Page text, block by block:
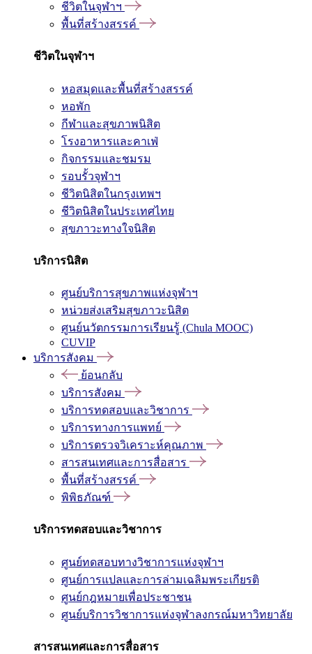
ชีวิตในจุฬาฯ
พื้นที่สร้างสรรค์
ชีวิตในจุฬาฯ
หอสมุดและพื้นที่สร้างสรรค์
หอพัก
กีฬาและสุขภาพนิสิต
โรงอาหารและคาเฟ่
กิจกรรมและชมรม
รอบรั้วจุฬาฯ
ชีวิตนิสิตในกรุงเทพฯ
ชีวิตนิสิตในประเทศไทย
สุขภาวะทางใจนิสิต
บริการนิสิต
ศูนย์บริการสุขภาพแห่งจุฬาฯ
หน่วยส่งเสริมสุขภาวะนิสิต
ศูนย์นวัตกรรมการเรียนรู้ (Chula MOOC)
CUVIP
บริการสังคม
ย้อนกลับ
บริการสังคม
บริการทดสอบและวิชาการ
บริการทางการแพทย์
บริการตรวจวิเคราะห์คุณภาพ
สารสนเทศและการสื่อสาร
พื้นที่สร้างสรรค์
พิพิธภัณฑ์
บริการทดสอบและวิชาการ
ศูนย์ทดสอบทางวิชาการแห่งจุฬาฯ
ศูนย์การแปลและการล่ามเฉลิมพระเกียรติ
ศูนย์กฎหมายเพื่อประชาชน
ศูนย์บริการวิชาการแห่งจุฬาลงกรณ์มหาวิทยาลัย
สารสนเทศและการสื่อสาร